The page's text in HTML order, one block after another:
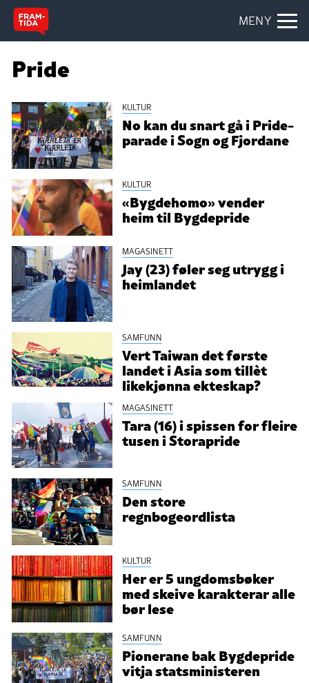
MENY
Pride
KULTUR
No kan du snart gå i Pride-
parade i Sogn og Fjordane
KULTUR
«Bygdehomo» vender
heim til Bygdepride
MAGASINETT
Jay (23) føler seg utrygg i
heimlandet
SAMFUNN
Vert Taiwan det første
landet i Asia som tillèt
likekjønna ekteskap?
MAGASINETT
Tara (16) i spissen for fleire
tusen i Storapride
SAMFUNN
Den store
regnbogeordlista
KULTUR
Her er 5 ungdomsbøker
med skeive karakterar alle
bør lese
SAMFUNN
Pionerane bak Bygdepride
vitja statsministeren